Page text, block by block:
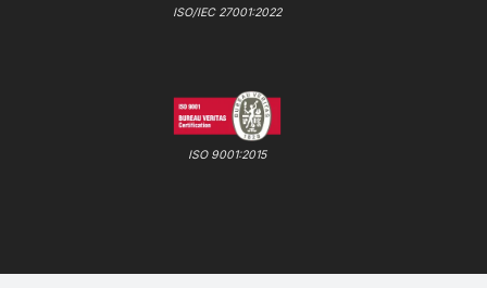
ISO/IEC 27001:2022
ISO 9001:2015